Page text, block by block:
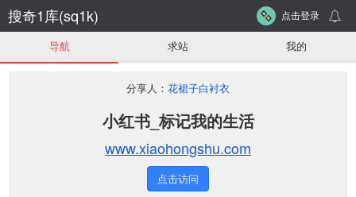
搜奇1库(sq1k) 点击登录
导航 求站 我的
分享人： 花裙子白衬衣
小红书_标记我的生活
www.xiaohongshu.com
点击访问